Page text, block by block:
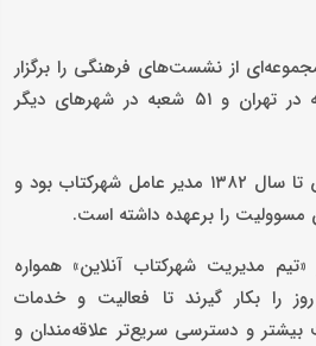
از نشست‌های فرهنگی را برگزار
و طی این سال‌ها ۴۰ شعبه در تهران و ۵۱ شعبه در شهرهای دیگر
فخرالدین انوار از بدو تاسیس تا سال ۱۳۸۲ مدیر عامل شهرکتاب بود و
را برعهده داشته است.
مدیریت شهرکتاب آنلاین» همواره
را بکار گیرند تا فعالیت و خدمات
و دسترسی سریع‌تر علاقه‌مندان و